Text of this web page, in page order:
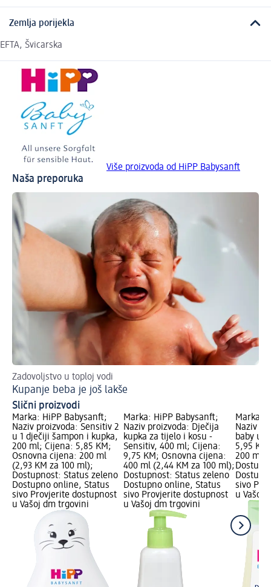
Zemlja porijekla
EFTA, Švicarska
Više proizvoda od HiPP Babysanft
Naša preporuka
Zadovoljstvo u toploj vodi
Kupanje beba je još lakše
Slični proizvodi
Marka: HiPP Babysanft;
Naziv proizvoda: Sensitiv 2
u 1 dječiji šampon i kupka,
200 ml; Cijena: 5,85 KM;
Osnovna cijena: 200 ml
(2,93 KM za 100 ml);
Dostupnost: Status zeleno
Dostupno online, Status
sivo Provjerite dostupnost
u Vašoj dm trgovini
Marka: HiPP Babysanft;
Naziv proizvoda: Dječija
kupka za tijelo i kosu -
Sensitiv, 400 ml; Cijena:
9,75 KM; Osnovna cijena:
400 ml (2,44 KM za 100 ml);
Dostupnost: Status zeleno
Dostupno online, Status
sivo Provjerite dostupnost
u Vašoj dm trgovini
Marka:
Naziv
baby
5,95
200 ml
sivo
u Vašoj